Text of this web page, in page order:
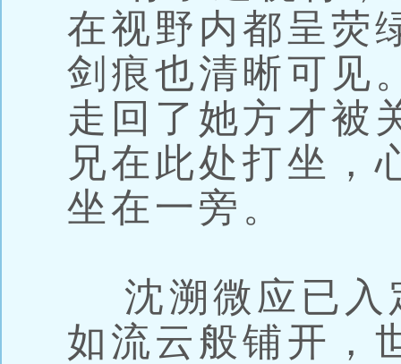
在视野内都呈荧
剑痕也清晰可见
走回了她方才被
兄在此处打坐，
坐在一旁。
沈溯微应已入
如流云般铺开，